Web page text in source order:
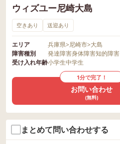
ウィズユー尼崎大島
空きあり 送迎あり
エリア 兵庫県>尼崎市>大島
障害種別
発達障害身体障害知的障害
受け入れ年齢小学生中学生
1分で完了！
お問い合わせ
(無料)
まとめて問い合わせする